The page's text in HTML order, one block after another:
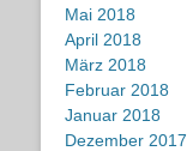
Mai 2018
April 2018
März 2018
Februar 2018
Januar 2018
Dezember 2017